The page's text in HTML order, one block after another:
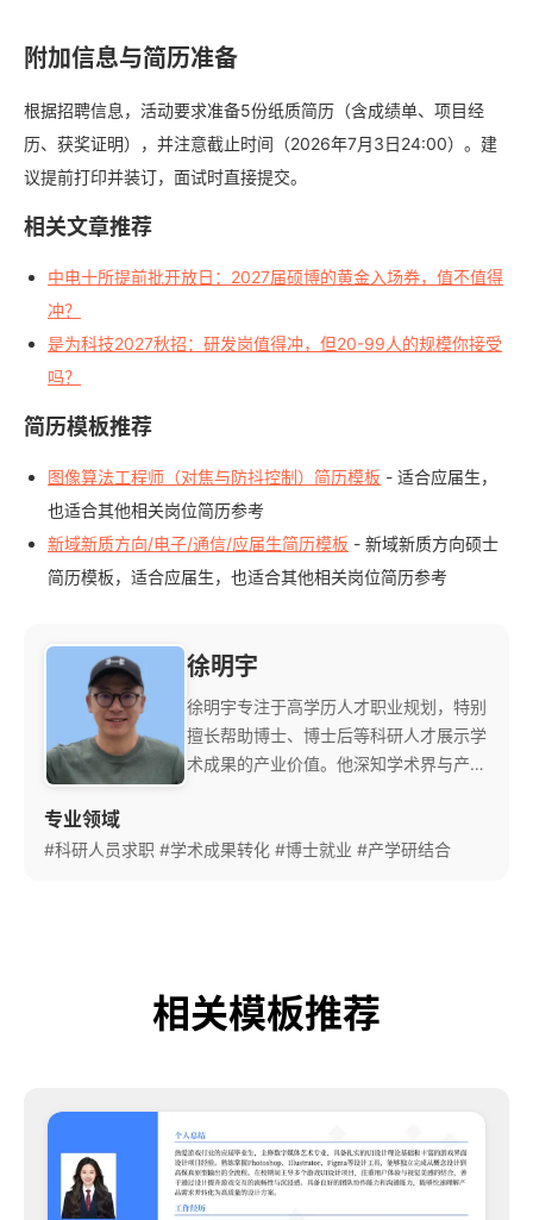
附加信息与简历准备
根据招聘信息，活动要求准备5份纸质简历（含成绩单、项目经
历、获奖证明），并注意截止时间（2026年7月3日24:00）。建
议提前打印并装订，面试时直接提交。
相关文章推荐
中电十所提前批开放日：2027届硕博的黄金入场券，值不值得
冲？
是为科技2027秋招：研发岗值得冲，但20-99人的规模你接受
吗？
简历模板推荐
图像算法工程师（对焦与防抖控制）简历模板 - 适合应届生，
也适合其他相关岗位简历参考
新域新质方向/电子/通信/应届生简历模板 - 新域新质方向硕士
简历模板，适合应届生，也适合其他相关岗位简历参考
徐明宇
徐明宇专注于高学历人才职业规划，特别
擅长帮助博士、博士后等科研人才展示学
术成果的产业价值。他深知学术界与产业
懂的商业语言，帮助许多科研人才成功进
专业领域
#科研人员求职 #学术成果转化 #博士就业 #产学研结合
相关模板推荐